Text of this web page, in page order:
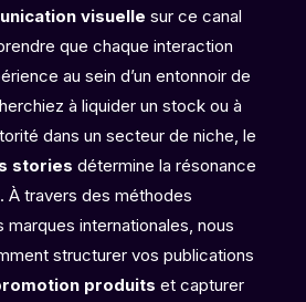
visuelle sur ce canal
que chaque interaction
au sein d’un entonnoir de
à liquider un stock ou à
dans un secteur de niche, le
stories détermine la résonance
À travers des méthodes
internationales, nous
structurer vos publications
produits et capturer